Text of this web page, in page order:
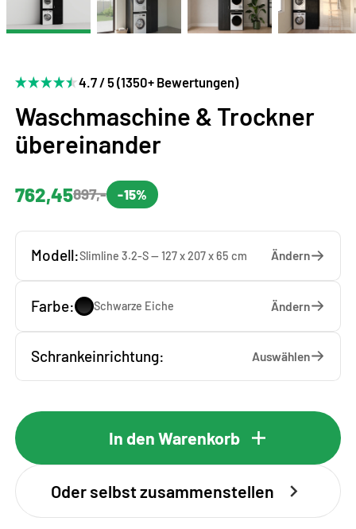
4.7 / 5 (1350+ Bewertungen)
Waschmaschine & Trockner
übereinander
762,45897,- -15%
Modell:Slimline 3.2-S — 127 x 207 x 65 cm Ändern
Farbe: Schwarze Eiche Ändern
Schrankeinrichtung: Auswählen
In den Warenkorb
Oder selbst zusammenstellen